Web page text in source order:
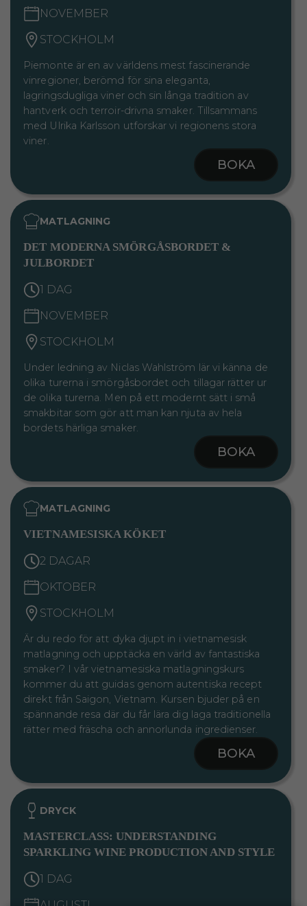
NOVEMBER
STOCKHOLM
Piemonte är en av världens mest fascinerande
vinregioner, berömd för sina eleganta,
lagringsdugliga viner och sin långa tradition av
hantverk och terroir-drivna smaker. Tillsammans
med Ulrika Karlsson utforskar vi regionens stora
viner.
BOKA
MATLAGNING
DET MODERNA SMÖRGÅSBORDET &
JULBORDET
1 DAG
NOVEMBER
STOCKHOLM
Under ledning av Niclas Wahlström lär vi känna de
olika turerna i smörgåsbordet och tillagar rätter ur
de olika turerna. Men på ett modernt sätt i små
smakbitar som gör att man kan njuta av hela
bordets härliga smaker.
BOKA
MATLAGNING
VIETNAMESISKA KÖKET
2 DAGAR
OKTOBER
STOCKHOLM
Är du redo för att dyka djupt in i vietnamesisk
matlagning och upptäcka en värld av fantastiska
smaker? I vår vietnamesiska matlagningskurs
kommer du att guidas genom autentiska recept
direkt från Saigon, Vietnam. Kursen bjuder på en
spännande resa där du får lära dig laga traditionella
rätter med fräscha och annorlunda ingredienser.
BOKA
DRYCK
MASTERCLASS: UNDERSTANDING
SPARKLING WINE PRODUCTION AND STYLE
1 DAG